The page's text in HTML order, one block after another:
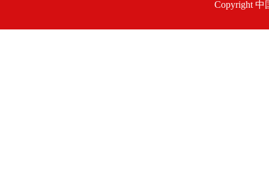
Copyright 中